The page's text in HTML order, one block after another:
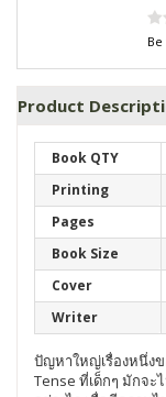
Product
Book QTY
Printing
Pages
Book Size
Cover
Writer
ปัญหาใหญ่เรื่องหนึ่งข
Tense ที่เด็กๆ มักจะ